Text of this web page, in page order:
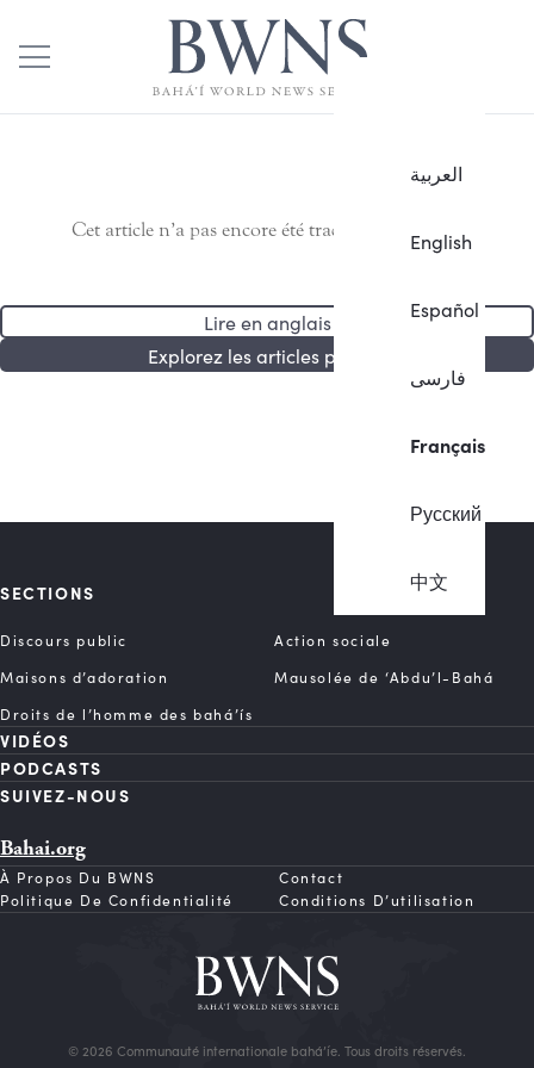
العربية
English
Español
فارسی
Français
Русский
中文
Cet article n’a pas encore été traduit en français.
Lire en anglais
Explorez les articles publiés
SECTIONS
Discours public
Action sociale
Maisons d’adoration
Mausolée de ‘Abdu’l-Bahá
Droits de l’homme des bahá’ís
VIDÉOS
PODCASTS
SUIVEZ-NOUS
Bahai.org
À Propos Du BWNS
Contact
Politique De Confidentialité
Conditions D’utilisation
© 2026 Communauté internationale bahá’íe. Tous droits réservés.